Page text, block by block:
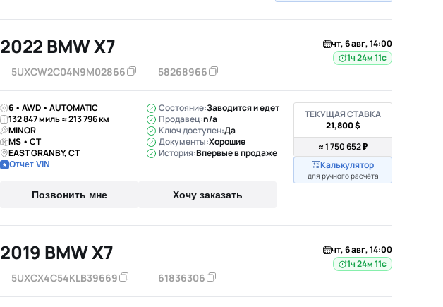
2022 BMW X7
5UXCW2C04N9M02866 58268966
чт, 6 авг, 14:00
1ч 24м 10с
6 • AWD • AUTOMATIC
132 847 миль ≈ 213 796 км
MINOR
MS • CT
EAST GRANBY, CT
Отчет VIN
Состояние:Заводится и едет
Продавец:n/a
Ключ доступен:Да
Документы:Хорошие
История:Впервые в продаже
Позвонить мне Хочу заказать
ТЕКУЩАЯ СТАВКА
21,800 $
≈ 1 750 652 ₽
Калькулятор
для ручного расчёта
2019 BMW X7
5UXCX4C54KLB39669 61836306
чт, 6 авг, 14:00
1ч 24м 10с